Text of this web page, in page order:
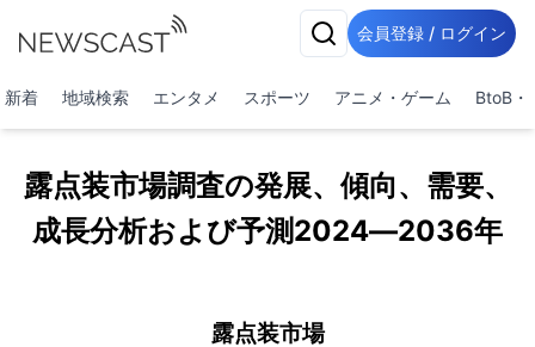
会員登録 / ログイン
新着 地域検索 エンタメ スポーツ アニメ・ゲーム BtoB・
露点装市場調査の発展、傾向、需要、
成長分析および予測2024―2036年
露点装市場